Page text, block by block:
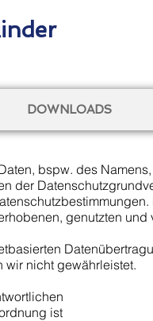
DOWNLOADS
bspw. des
der
genutzten und
wir nicht gewährleistet.
ist